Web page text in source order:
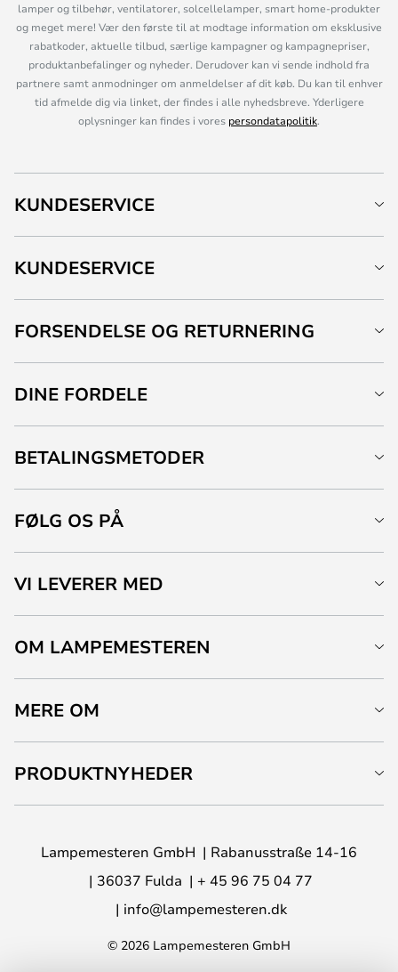
lamper og tilbehør, ventilatorer, solcellelamper, smart home-produkter
og meget mere! Vær den første til at modtage information om eksklusive
rabatkoder, aktuelle tilbud, særlige kampagner og kampagnepriser,
produktanbefalinger og nyheder. Derudover kan vi sende indhold fra
partnere samt anmodninger om anmeldelser af dit køb. Du kan til enhver
tid afmelde dig via linket, der findes i alle nyhedsbreve. Yderligere
oplysninger kan findes i vores persondatapolitik.
KUNDESERVICE
KUNDESERVICE
FORSENDELSE OG RETURNERING
DINE FORDELE
BETALINGSMETODER
FØLG OS PÅ
VI LEVERER MED
OM LAMPEMESTEREN
MERE OM
PRODUKTNYHEDER
Lampemesteren GmbH
Rabanusstraße 14-16
36037 Fulda
+ 45 96 75 04 77
info@lampemesteren.dk
© 2026 Lampemesteren GmbH